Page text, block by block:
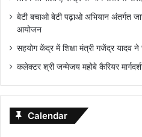
बेटी बचाओ बेटी पढ़ाओ अभियान अंतर्गत
आयोजन
सहयोग केंद्र में शिक्षा मंत्री गजेंद्र यादव ने
कलेक्टर श्री जन्मेजय महोबे कैरियर
Calendar